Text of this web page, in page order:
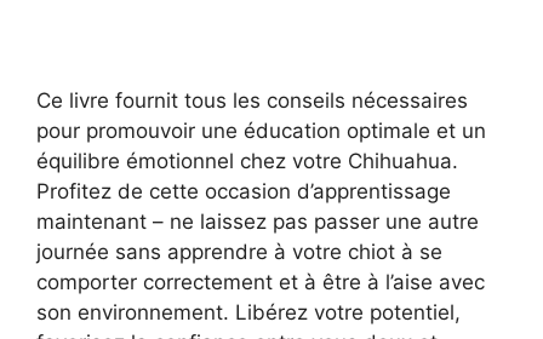
Ce livre fournit tous les conseils nécessaires
pour promouvoir une éducation optimale et un
équilibre émotionnel chez votre Chihuahua.
Profitez de cette occasion d’apprentissage
maintenant – ne laissez pas passer une autre
journée sans apprendre à votre chiot à se
comporter correctement et à être à l’aise avec
son environnement. Libérez votre potentiel,